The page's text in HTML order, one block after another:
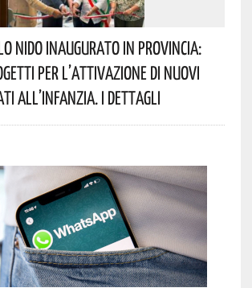
Nido Inaugurato In Provincia:
Per L’attivazione Di Nuovi
All’infanzia. I Dettagli